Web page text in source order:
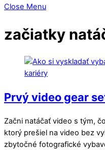
Close Menu
začiatky
Prvý video gear
Začni natáčať video s tým,
ktorý prešiel na video bez
zbytočné fotografické